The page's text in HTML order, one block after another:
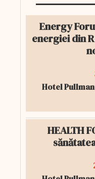
Energy
energiei din
Hotel
HEALTH